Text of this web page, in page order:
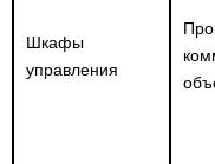
Пассивные
Пассивные
Пассивные
Шкафы
управления